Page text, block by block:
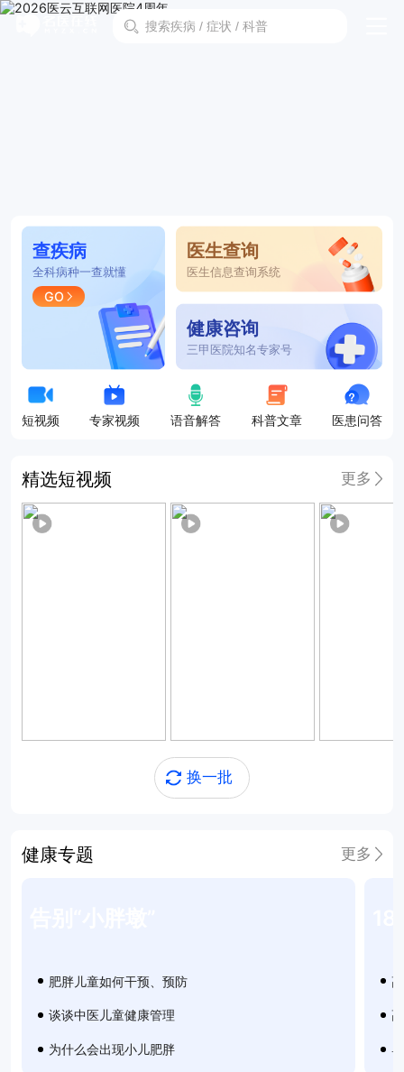
查疾病
全科病种一查就懂
GO
医生查询
医生信息查询系统
健康咨询
三甲医院知名专家号
短视频 专家视频 语音解答 科普文章 医患问答
精选短视频 更多
换一批
健康专题 更多
肥胖儿童如何干预、预防
谈谈中医儿童健康管理
为什么会出现小儿肥胖